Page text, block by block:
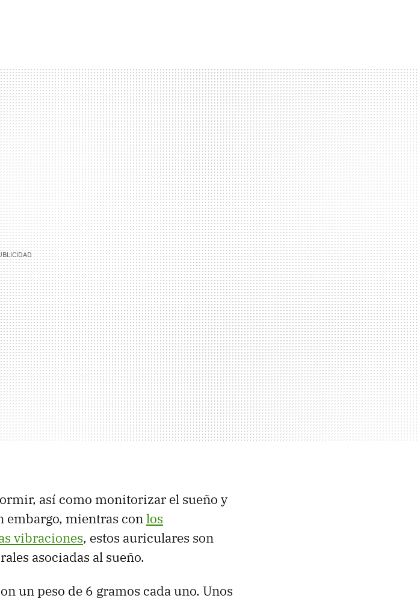
así como monitorizar el sueño y
embargo, mientras conlos
vibraciones, estos auriculares son
asociadas al sueño.
un peso de 6 gramos cada uno. Unos